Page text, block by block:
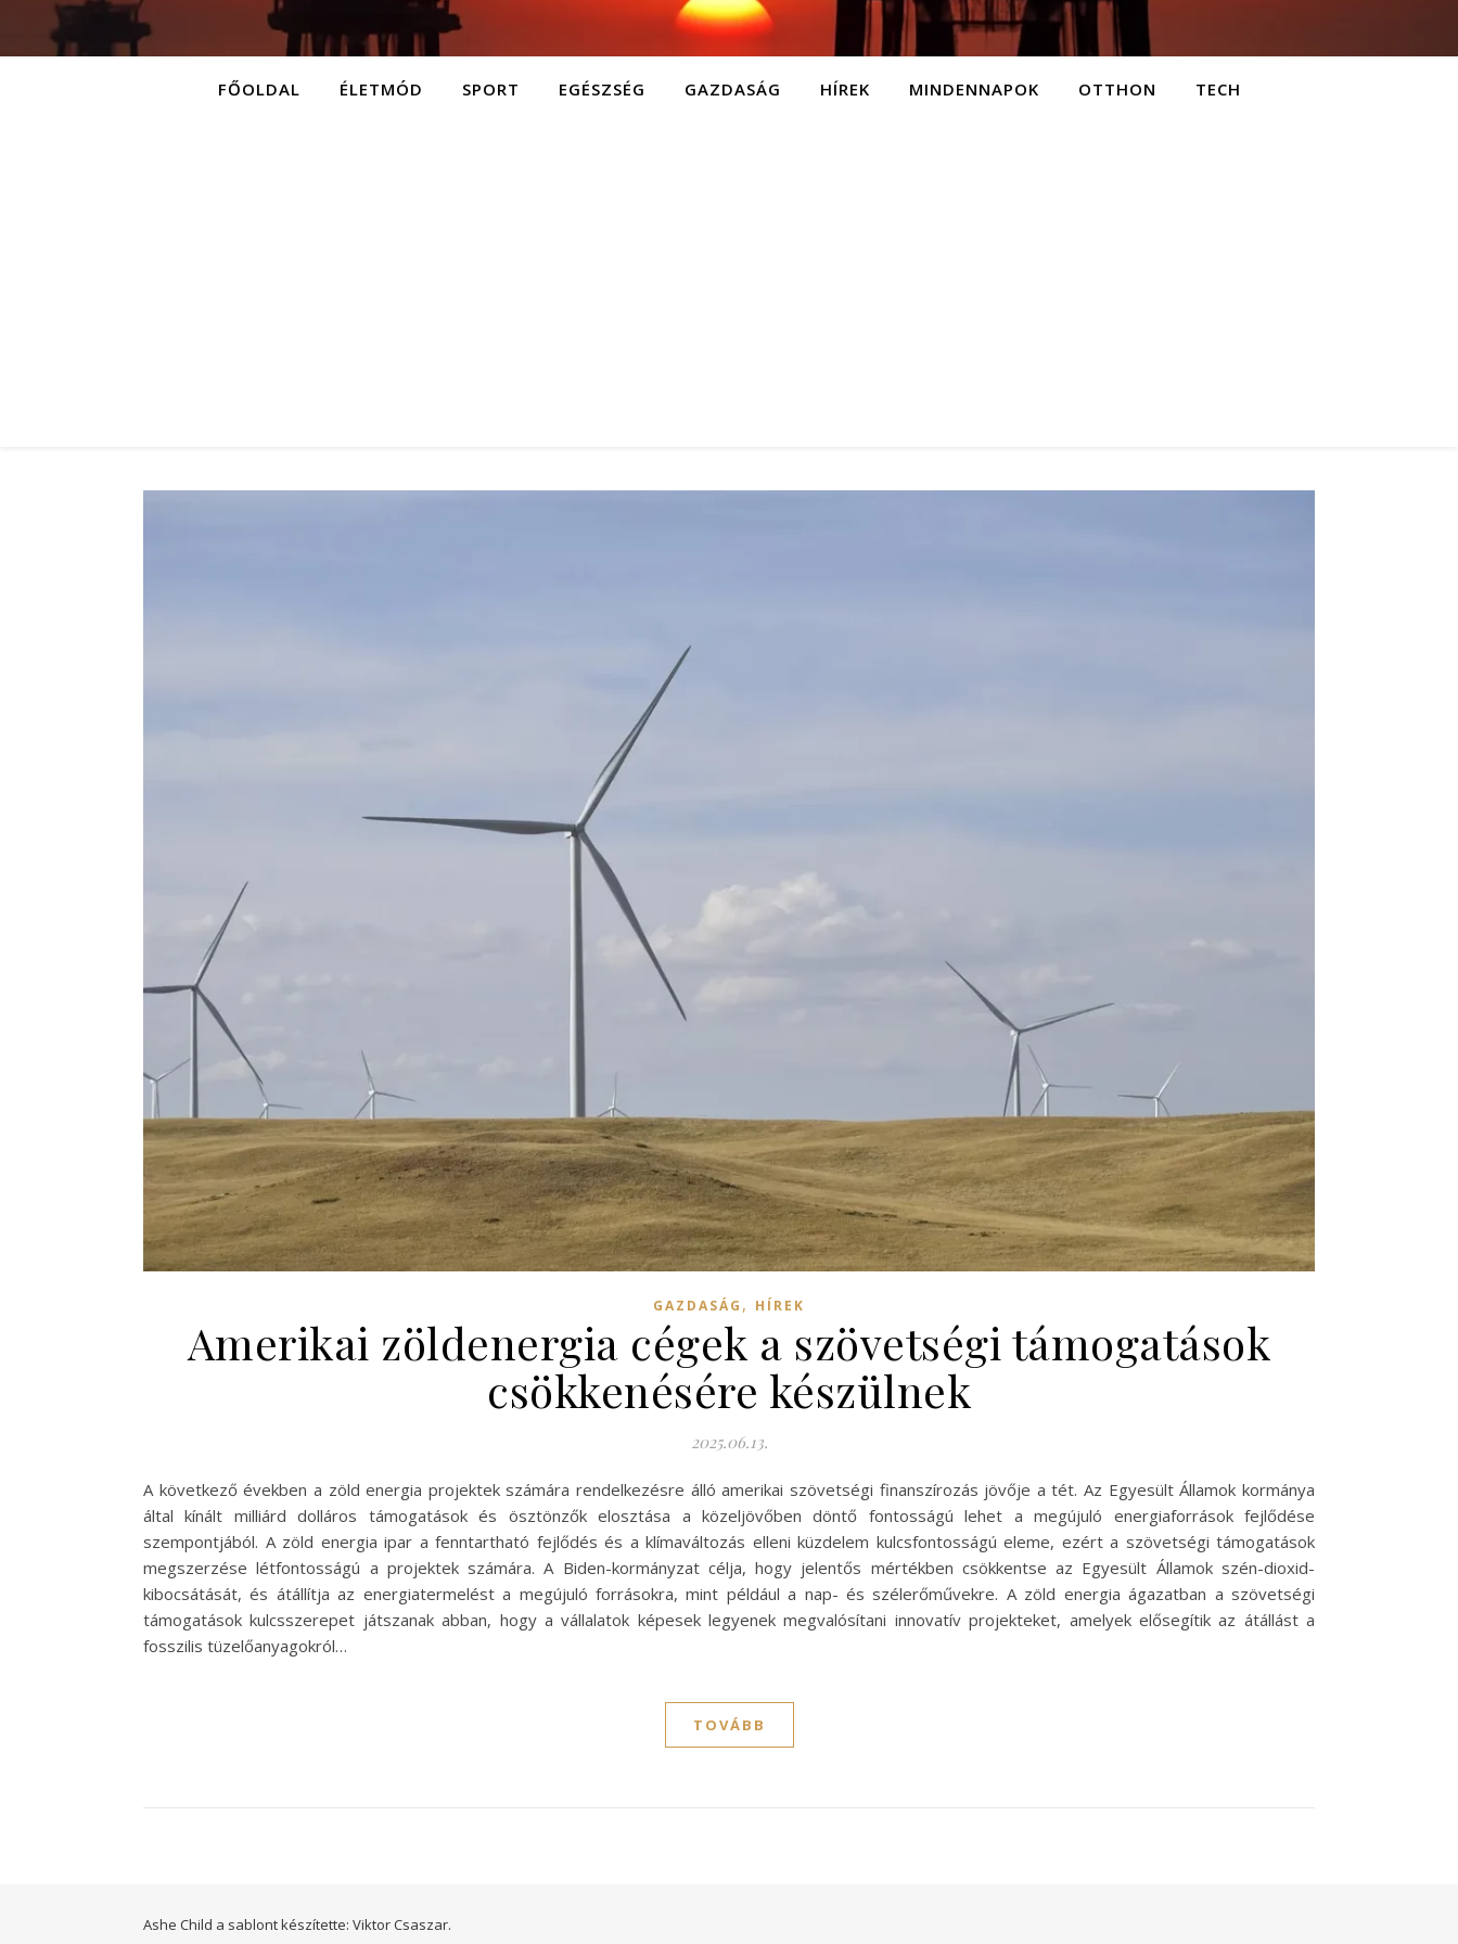
FŐOLDAL ÉLETMÓD SPORT EGÉSZSÉG GAZDASÁG HÍREK MINDENNAPOK OTTHON TECH
GAZDASÁG , HÍREK
Amerikai zöldenergia cégek a szövetségi támogatások
csökkenésére készülnek
2025.06.13.
A következő években a zöld energia projektek számára rendelkezésre álló amerikai szövetségi finanszírozás jövője a tét. Az Egyesült Államok kormánya
által kínált milliárd dolláros támogatások és ösztönzők elosztása a közeljövőben döntő fontosságú lehet a megújuló energiaforrások fejlődése
szempontjából. A zöld energia ipar a fenntartható fejlődés és a klímaváltozás elleni küzdelem kulcsfontosságú eleme, ezért a szövetségi támogatások
megszerzése létfontosságú a projektek számára. A Biden-kormányzat célja, hogy jelentős mértékben csökkentse az Egyesült Államok szén-dioxid-
kibocsátását, és átállítja az energiatermelést a megújuló forrásokra, mint például a nap- és szélerőművekre. A zöld energia ágazatban a szövetségi
támogatások kulcsszerepet játszanak abban, hogy a vállalatok képesek legyenek megvalósítani innovatív projekteket, amelyek elősegítik az átállást a
fosszilis tüzelőanyagokról…
TOVÁBB
Ashe Child a sablont készítette: Viktor Csaszar.